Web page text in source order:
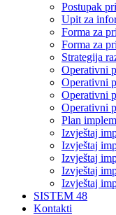
Postupak
Upit za
Forma za
Forma za
Strategija
Operativni
Operativni
Operativni
Operativni
Plan
Izvještaj
Izvještaj
Izvještaj
Izvještaj
Izvještaj
SISTEM 48
Kontakti